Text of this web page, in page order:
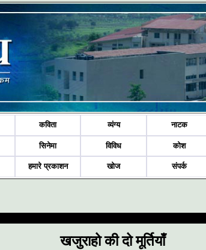
कविता व्यंग्य नाटक
सिनेमा विविध कोश
हमारे प्रकाशन खोज संपर्क
खजुराहो की दो मूर्तियाँ